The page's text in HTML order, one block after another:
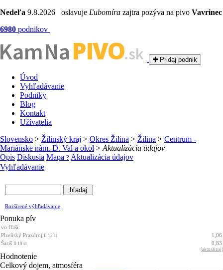
Nedeľa 9.8.2026 oslavuje Ľubomíra zajtra pozýva na pivo Vavrinec
6980 podnikov
NaPIVO.sk Pridaj podnik
Úvod
Vyhľadávanie
Podniky
Blog
Kontakt
Užívatelia
Slovensko > Žilinský kraj > Okres Žilina > Žilina > Centrum -
Mariánske nám. D. Val a okol > Aktualizácia údajov
Opis Diskusia Mapa ? Aktualizácia údajov
Vyhľadávanie
Rozšírené výhľadávanie
Ponuka pív
vo fľaši:
Plzeňský Prazdroj fl 12 st
1,06
Šariš fl 10 st 0,83
[aktualizuj]
Hodnotenie
Celkový dojem, atmosféra